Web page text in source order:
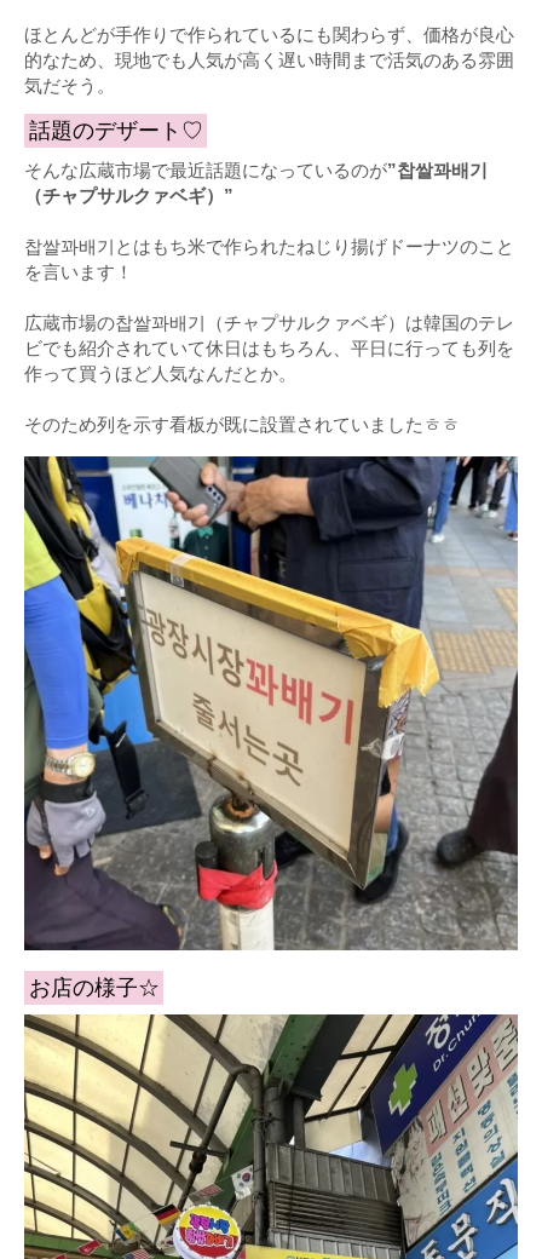
ほとんどが手作りで作られているにも関わらず、価格が良心
的なため、現地でも人気が高く遅い時間まで活気のある雰囲
気だそう。
話題のデザート♡
そんな広蔵市場で最近話題になっているのが”찹쌀꽈배기
（チャプサルクァベギ）”
찹쌀꽈배기とはもち米で作られたねじり揚げドーナツのこと
を言います！
広蔵市場の찹쌀꽈배기（チャプサルクァベギ）は韓国のテレ
ビでも紹介されていて休日はもちろん、平日に行っても列を
作って買うほど人気なんだとか。
そのため列を示す看板が既に設置されていましたㅎㅎ
お店の様子☆